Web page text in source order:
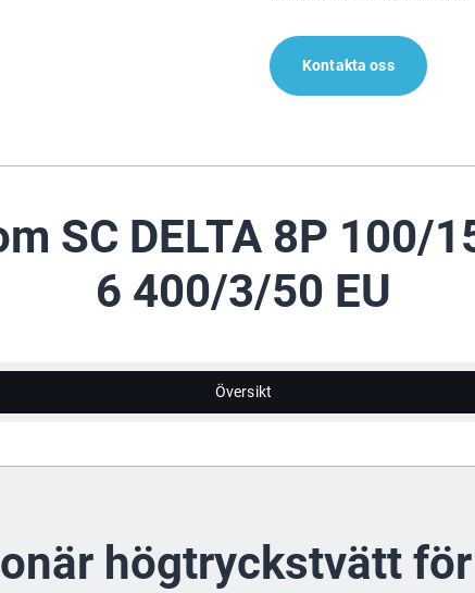
Kontakta oss
SC DELTA 8P 100/
6 400/3/50 EU
Översikt
högtryckstvätt